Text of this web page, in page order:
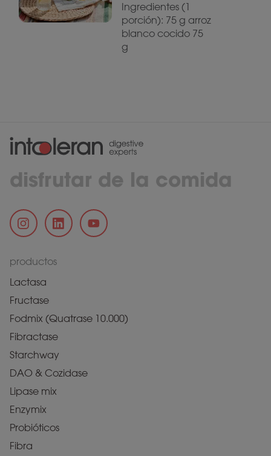
Ingredientes (1
porción): 75 g arroz
blanco cocido 75
g
disfrutar de la comida
productos
Lactasa
Fructase
Fodmix (Quatrase 10.000)
Fibractase
Starchway
DAO & Cozidase
Lipase mix
Enzymix
Probióticos
Fibra